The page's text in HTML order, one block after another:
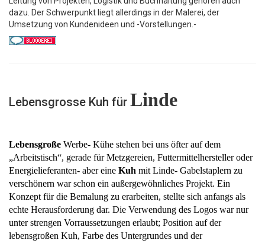
dazu. Der Schwerpunkt liegt allerdings in der Malerei, der
Umsetzung von Kundenideen und -Vorstellungen.-
Lebensgrosse Kuh für Linde
Lebensgroße Werbe- Kühe stehen bei uns öfter auf dem
„Arbeitstisch“, gerade für Metzgereien, Futtermittelhersteller oder
Energielieferanten- aber eine Kuh mit Linde- Gabelstaplern zu
verschönern war schon ein außergewöhnliches Projekt. Ein
Konzept für die Bemalung zu erarbeiten, stellte sich anfangs als
echte Herausforderung dar. Die Verwendung des Logos war nur
unter strengen Vorraussetzungen erlaubt; Position auf der
lebensgroßen Kuh, Farbe des Untergrundes und der